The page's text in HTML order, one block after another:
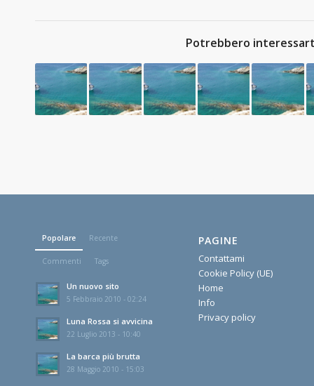
Potrebbero
Popolare Recente
Commenti Tags
Un nuovo sito
5 Febbraio 2010 - 02:24
Luna Rossa si avvicina
22 Luglio 2013 - 10:40
La barca più brutta
28 Maggio 2010 - 15:03
PAGINE
Contattami
Cookie Policy (UE)
Home
Info
Privacy policy